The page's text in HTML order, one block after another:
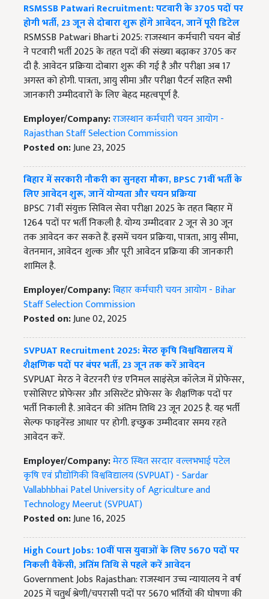
RSMSSB Patwari Recruitment: पटवारी के 3705 पदों पर
होगी भर्ती, 23 जून से दोबारा शुरू होंगे आवेदन, जानें पूरी डिटेल
RSMSSB Patwari Bharti 2025: राजस्थान कर्मचारी चयन बोर्ड
ने पटवारी भर्ती 2025 के तहत पदों की संख्या बढ़ाकर 3705 कर
दी है. आवेदन प्रक्रिया दोबारा शुरू की गई है और परीक्षा अब 17
अगस्त को होगी. पात्रता, आयु सीमा और परीक्षा पैटर्न सहित सभी
जानकारी उम्मीदवारों के लिए बेहद महत्वपूर्ण है.
Employer/Company:राजस्थान कर्मचारी चयन आयोग -
Rajasthan Staff Selection Commission
Posted on:June 23, 2025
बिहार में सरकारी नौकरी का सुनहरा मौका, BPSC 71वीं भर्ती के
लिए आवेदन शुरू, जानें योग्यता और चयन प्रक्रिया
BPSC 71वीं संयुक्त सिविल सेवा परीक्षा 2025 के तहत बिहार में
1264 पदों पर भर्ती निकली है. योग्य उम्मीदवार 2 जून से 30 जून
तक आवेदन कर सकते हैं. इसमें चयन प्रक्रिया, पात्रता, आयु सीमा,
वेतनमान, आवेदन शुल्क और पूरी आवेदन प्रक्रिया की जानकारी
शामिल है.
Employer/Company:बिहार कर्मचारी चयन आयोग - Bihar
Staff Selection Commission
Posted on:June 02, 2025
SVPUAT Recruitment 2025: मेरठ कृषि विश्वविद्यालय में
शैक्षणिक पदों पर बंपर भर्ती, 23 जून तक करें आवेदन
SVPUAT मेरठ ने वेटरनरी एंड एनिमल साइंसेज़ कॉलेज में प्रोफेसर,
एसोसिएट प्रोफेसर और असिस्टेंट प्रोफेसर के शैक्षणिक पदों पर
भर्ती निकाली है. आवेदन की अंतिम तिथि 23 जून 2025 है. यह भर्ती
सेल्फ फाइनेंस्ड आधार पर होगी. इच्छुक उम्मीदवार समय रहते
आवेदन करें.
Employer/Company:मेरठ स्थित सरदार वल्लभभाई पटेल
कृषि एवं प्रौद्योगिकी विश्वविद्यालय (SVPUAT) - Sardar
Vallabhbhai Patel University of Agriculture and
Technology Meerut (SVPUAT)
Posted on:June 16, 2025
High Court Jobs: 10वीं पास युवाओं के लिए 5670 पदों पर
निकली वैकेंसी, अतिंम तिथि से पहले करें आवेदन
Government Jobs Rajasthan: राजस्थान उच्च न्यायालय ने वर्ष
2025 में चतुर्थ श्रेणी/चपरासी पदों पर 5670 भर्तियों की घोषणा की